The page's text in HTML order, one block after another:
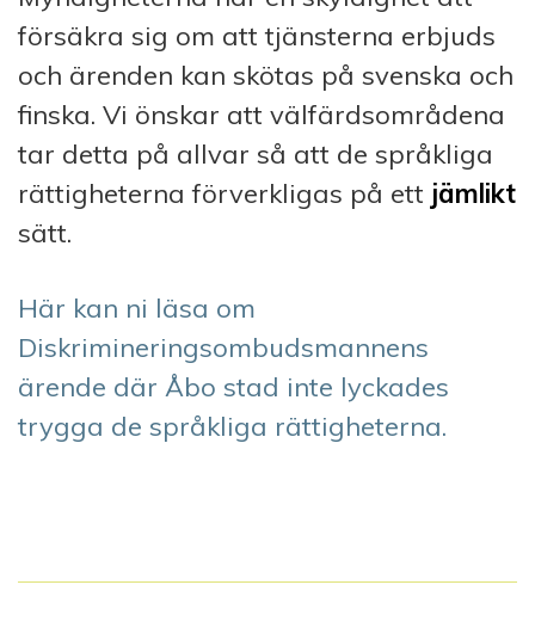
försäkra sig om att tjänsterna erbjuds
och ärenden kan skötas på svenska och
finska. Vi önskar att välfärdsområdena
tar detta på allvar så att de språkliga
rättigheterna förverkligas på ett jämlikt
sätt.
Här kan ni läsa om
Diskrimineringsombudsmannens
ärende där Åbo stad inte lyckades
trygga de språkliga rättigheterna.